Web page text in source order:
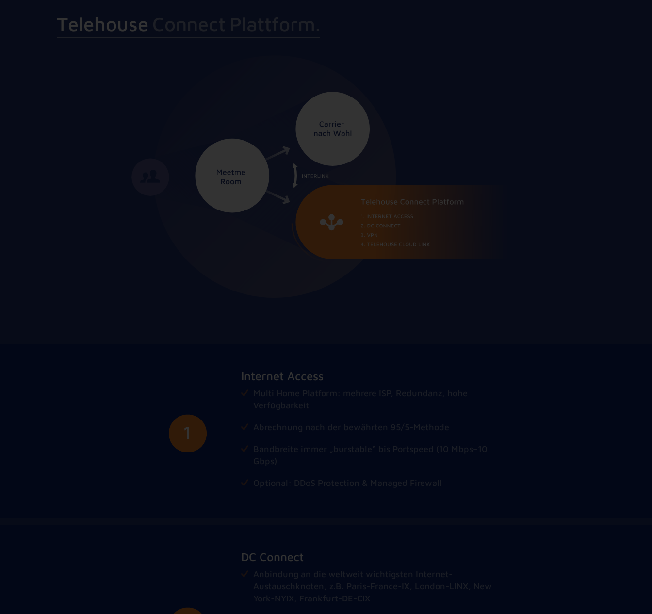
Telehouse
Internet Access
Multi Home Platform: mehrere ISP, Redundanz, hohe
Verfügbarkeit
Abrechnung nach der bewährten 95/5-Methode
Bandbreite immer „burstable“ bis Portspeed (10 Mbps–10
Gbps)
Optional: DDoS Protection & Managed Firewall
DC Connect
Anbindung an die weltweit wichtigsten Internet-
Austauschknoten, z.B. Paris-France-IX, London-LINX, New
York-NYIX, Frankfurt-DE-CIX